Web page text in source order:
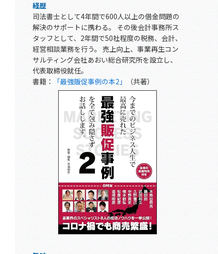
経歴
司法書士として4年間で600人以上の借金問題の
解決のサポートに携わる。 その後会計事務所ス
タッフとして、2年間で50社程度の税務、会計、
経営相談業務を行う。 売上向上、事業再生コン
サルティング会社あおい総合研究所を設立し、
代表取締役就任。
書籍：
「最強販促事例の本2」 （共著）